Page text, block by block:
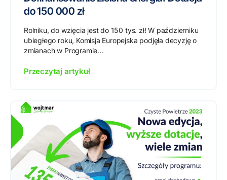
do 150 000 zł
Rolniku, do wzięcia jest do 150 tys. zł! W październiku
ubiegłego roku, Komisja Europejska podjęła decyzję o
zmianach w Programie...
Przeczytaj artykuł